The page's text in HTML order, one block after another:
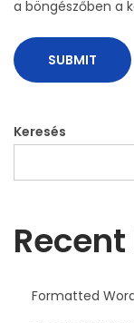
v
e
T
M
i
n
a böngészőben a
Keresés
Formatted